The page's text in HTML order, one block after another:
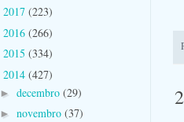
2017 (223)
2016 (266)
2015 (334)
2014 (427)
► decembro (29)
► novembro (37)